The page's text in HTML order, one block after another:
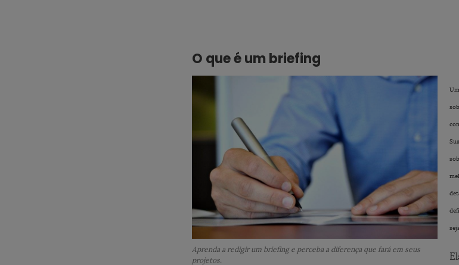
O que é um briefing
Aprenda a redigir um briefing e perceba a diferença que fará em seus
projetos.